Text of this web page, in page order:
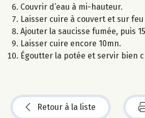
Couvrir d’eau à mi-hauteur.
Laisser cuire à couvert et sur
Ajouter la saucisse fumée, puis
Laisser cuire encore 10mn.
Égoutter la potée et servir bien
Retour à la liste